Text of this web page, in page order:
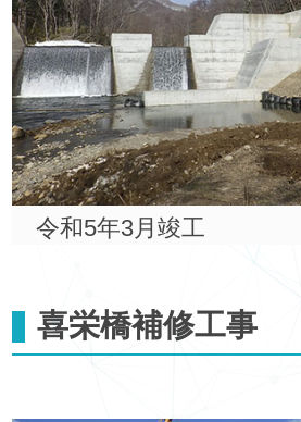
令和5年3月竣工
喜栄橋補修工事